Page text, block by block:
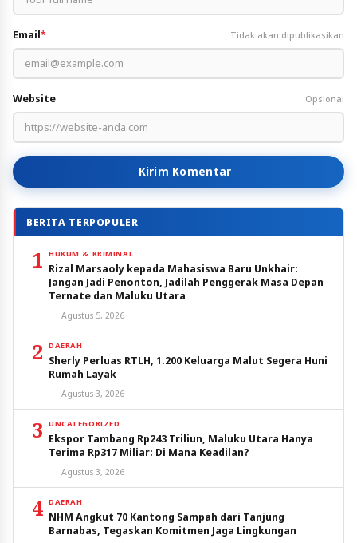
Email* Tidak akan dipublikasikan
Website Opsional
Kirim Komentar
BERITA TERPOPULER
1 HUKUM & KRIMINAL
Rizal Marsaoly kepada Mahasiswa Baru Unkhair:
Jangan Jadi Penonton, Jadilah Penggerak Masa Depan
Ternate dan Maluku Utara
Agustus 5, 2026
2 DAERAH
Sherly Perluas RTLH, 1.200 Keluarga Malut Segera Huni
Rumah Layak
Agustus 3, 2026
3 UNCATEGORIZED
Ekspor Tambang Rp243 Triliun, Maluku Utara Hanya
Terima Rp317 Miliar: Di Mana Keadilan?
Agustus 3, 2026
4 DAERAH
NHM Angkut 70 Kantong Sampah dari Tanjung
Barnabas, Tegaskan Komitmen Jaga Lingkungan